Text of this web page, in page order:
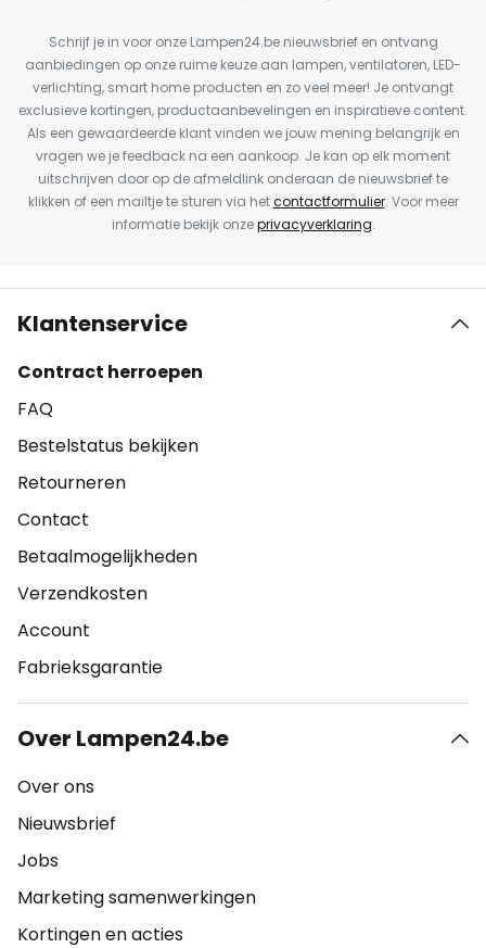
Schrijf je in voor onze Lampen24.be nieuwsbrief en ontvang
aanbiedingen op onze ruime keuze aan lampen, ventilatoren, LED-
verlichting, smart home producten en zo veel meer! Je ontvangt
exclusieve kortingen, productaanbevelingen en inspiratieve content.
Als een gewaardeerde klant vinden we jouw mening belangrijk en
vragen we je feedback na een aankoop. Je kan op elk moment
uitschrijven door op de afmeldlink onderaan de nieuwsbrief te
klikken of een mailtje te sturen via hetcontactformulier. Voor meer
informatie bekijk onzeprivacyverklaring.
Klantenservice
Contract herroepen
FAQ
Bestelstatus bekijken
Retourneren
Contact
Betaalmogelijkheden
Verzendkosten
Account
Fabrieksgarantie
Over Lampen24.be
Over ons
Nieuwsbrief
Jobs
Marketing samenwerkingen
Kortingen en acties